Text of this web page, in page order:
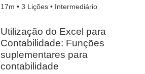
17m •3 Lições • Intermediário
Utilização do Excel para
Contabilidade: Funções
suplementares para
contabilidade